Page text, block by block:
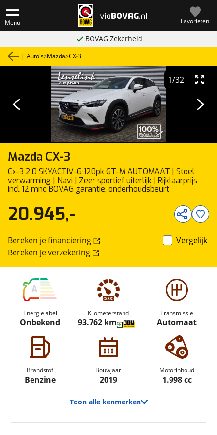
Menu Favorieten
BOVAG Zekerheid
| Auto's>Mazda>CX-3
Mazda CX-3
Cx-3 2.0 SKYACTIV-G 120pk GT-M AUTOMAAT | Stoel
verwarming | Navi | Zeer sportief uiterlijk | Rijklaarprijs
incl 12 mnd BOVAG garantie, onderhoudsbeurt
1/32
A
Energielabel
Onbekend
Kilometerstand
93.762 km
Transmissie
Automaat
Brandstof
Benzine
Bouwjaar
2019
Motorinhoud
1.998 cc
Toon alle kenmerken
20.945,-
Bereken je financiering
Bereken je verzekering
Vergelijk